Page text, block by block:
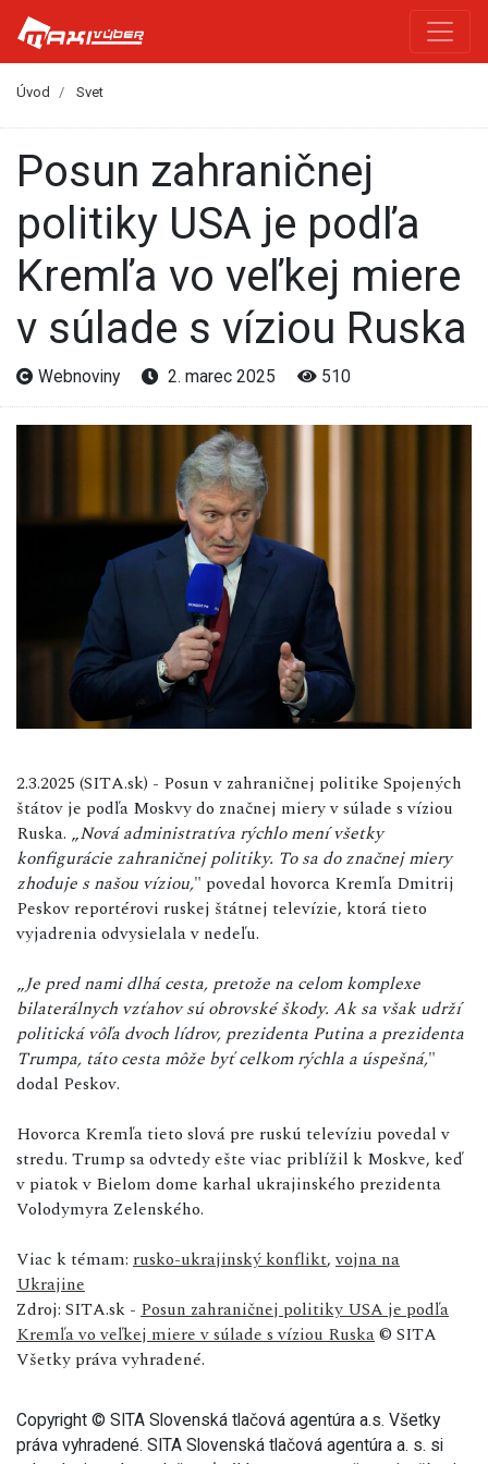
Úvod Svet
Posun zahraničnej
politiky USA je podľa
Kremľa vo veľkej miere
v súlade s víziou Ruska
Webnoviny 2. marec 2025 510
2.3.2025 (SITA.sk) - Posun v zahraničnej politike Spojených
štátov je podľa Moskvy do značnej miery v súlade s víziou
Ruska. „Nová administratíva rýchlo mení všetky
konfigurácie zahraničnej politiky. To sa do značnej miery
zhoduje s našou víziou," povedal hovorca Kremľa Dmitrij
Peskov reportérovi ruskej štátnej televízie, ktorá tieto
vyjadrenia odvysielala v nedeľu.
„Je pred nami dlhá cesta, pretože na celom komplexe
bilaterálnych vzťahov sú obrovské škody. Ak sa však udrží
politická vôľa dvoch lídrov, prezidenta Putina a prezidenta
Trumpa, táto cesta môže byť celkom rýchla a úspešná,"
dodal Peskov.
Hovorca Kremľa tieto slová pre ruskú televíziu povedal v
stredu. Trump sa odvtedy ešte viac priblížil k Moskve, keď
v piatok v Bielom dome karhal ukrajinského prezidenta
Volodymyra Zelenského.
Viac k témam: rusko-ukrajinský konflikt,vojna na
Ukrajine
Zdroj: SITA.sk - Posun zahraničnej politiky USA je podľa
Kremľa vo veľkej miere v súlade s víziou Ruska© SITA
Všetky práva vyhradené.
Copyright © SITA Slovenská tlačová agentúra a.s. Všetky
práva vyhradené. SITA Slovenská tlačová agentúra a. s. si